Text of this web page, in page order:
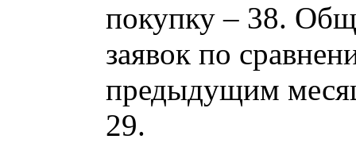
покупку – 38.
заявок по
предыдущим
29.